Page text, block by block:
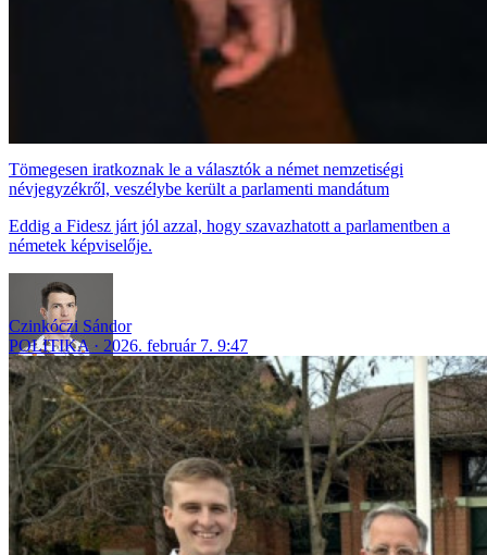
Tömegesen iratkoznak le a választók a német nemzetiségi
névjegyzékről, veszélybe került a parlamenti mandátum
Eddig a Fidesz járt jól azzal, hogy szavazhatott a parlamentben a
németek képviselője.
Czinkóczi Sándor
POLITIKA
2026. február 7. 9:47